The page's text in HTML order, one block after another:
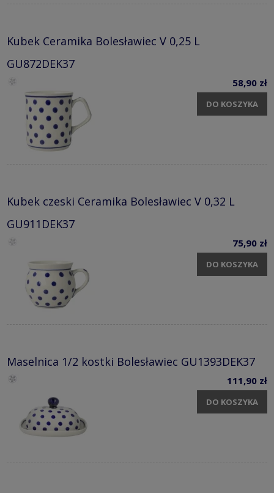
Kubek Ceramika Bolesławiec V 0,25 L
GU872DEK37
58,90 zł
DO KOSZYKA
Kubek czeski Ceramika Bolesławiec V 0,32 L
GU911DEK37
75,90 zł
DO KOSZYKA
Maselnica 1/2 kostki Bolesławiec GU1393DEK37
111,90 zł
DO KOSZYKA